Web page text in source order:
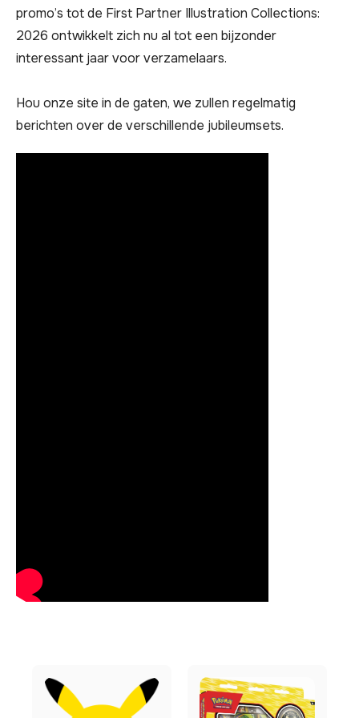
promo’s tot de First Partner Illustration Collections:
2026 ontwikkelt zich nu al tot een bijzonder
interessant jaar voor verzamelaars.
Hou onze site in de gaten, we zullen regelmatig
berichten over de verschillende jubileumsets.